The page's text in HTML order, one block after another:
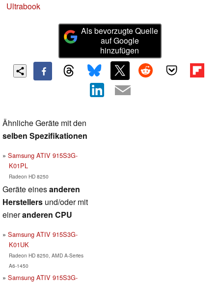
Ultrabook
Als bevorzugte Quelle
auf Google
hinzufügen
Ähnliche Geräte mit den
selben Spezifikationen
Samsung ATIV 915S3G-
K01PL
Radeon HD 8250
Geräte einesanderen
Herstellers und/oder mit
eineranderen CPU
Samsung ATIV 915S3G-
K01UK
Radeon HD 8250, AMD A-Series
A6-1450
Samsung ATIV 915S3G-